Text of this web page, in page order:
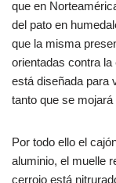
que en
del pato en
que la misma
orientadas contra
está diseñada para
tanto que se
Por todo ello el
aluminio, el muelle
cerrojo está